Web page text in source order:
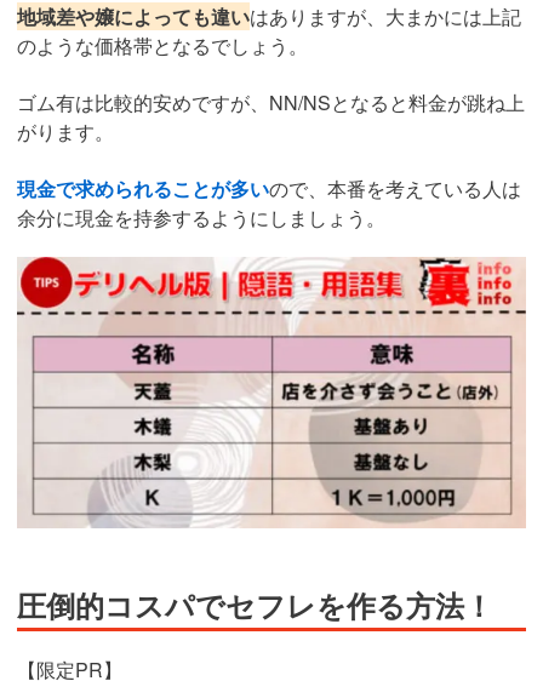
地域差や嬢によっても違いはありますが、大まかには上記
のような価格帯となるでしょう。
ゴム有は比較的安めですが、NN/NSとなると料金が跳ね上
がります。
現金で求められることが多いので、本番を考えている人は
余分に現金を持参するようにしましょう。
圧倒的コスパでセフレを作る方法！
【限定PR】